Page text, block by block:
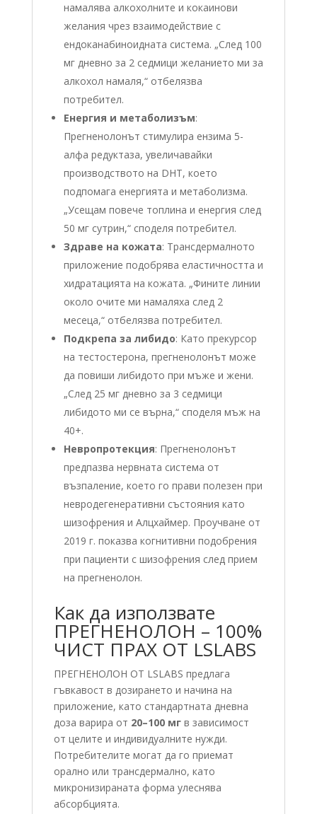
намалява алкохолните и кокаинови
желания чрез взаимодействие с
ендоканабиноидната система. „След 100
мг дневно за 2 седмици желанието ми за
алкохол намаля,“ отбелязва
потребител.
Енергия и метаболизъм:
Прегненолонът стимулира ензима 5-
алфа редуктаза, увеличавайки
производството на DHT, което
подпомага енергията и метаболизма.
„Усещам повече топлина и енергия след
50 мг сутрин,“ споделя потребител.
Здраве на кожата: Трансдермалното
приложение подобрява еластичността и
хидратацията на кожата. „Фините линии
около очите ми намаляха след 2
месеца,“ отбелязва потребител.
Подкрепа за либидо: Като прекурсор
на тестостерона, прегненолонът може
да повиши либидото при мъже и жени.
„След 25 мг дневно за 3 седмици
либидото ми се върна,“ споделя мъж на
40+.
Невропротекция: Прегненолонът
предпазва нервната система от
възпаление, което го прави полезен при
невродегенеративни състояния като
шизофрения и Алцхаймер. Проучване от
2019 г. показва когнитивни подобрения
при пациенти с шизофрения след прием
на прегненолон.
Как да използвате
ПРЕГНЕНОЛОН – 100%
ЧИСТ ПРАХ ОТ LSLABS
ПРЕГНЕНОЛОН ОТ LSLABS предлага
гъвкавост в дозирането и начина на
приложение, като стандартната дневна
доза варира от 20–100 мгв зависимост
от целите и индивидуалните нужди.
Потребителите могат да го приемат
орално или трансдермално, като
микронизираната форма улеснява
абсорбцията.